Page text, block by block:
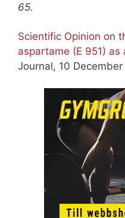
65.
Scientific Opinion on
aspartame (E 951)
Journal, 10 December